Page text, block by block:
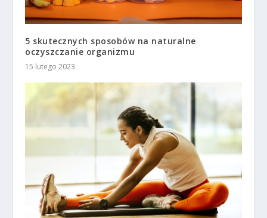
5 skutecznych sposobów na naturalne
oczyszczanie organizmu
15 lutego 2023